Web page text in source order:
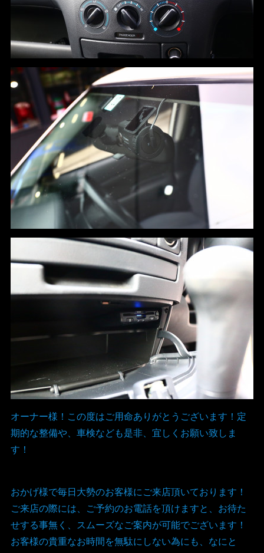
オーナー様！この度はご用命ありがとうございます！定
期的な整備や、車検なども是非、宜しくお願い致しま
す！
おかげ様で毎日大勢のお客様にご来店頂いております！
ご来店の際には、ご予約のお電話を頂けますと、お待た
せする事無く、スムーズなご案内が可能でございます！
お客様の貴重なお時間を無駄にしない為にも、なにと